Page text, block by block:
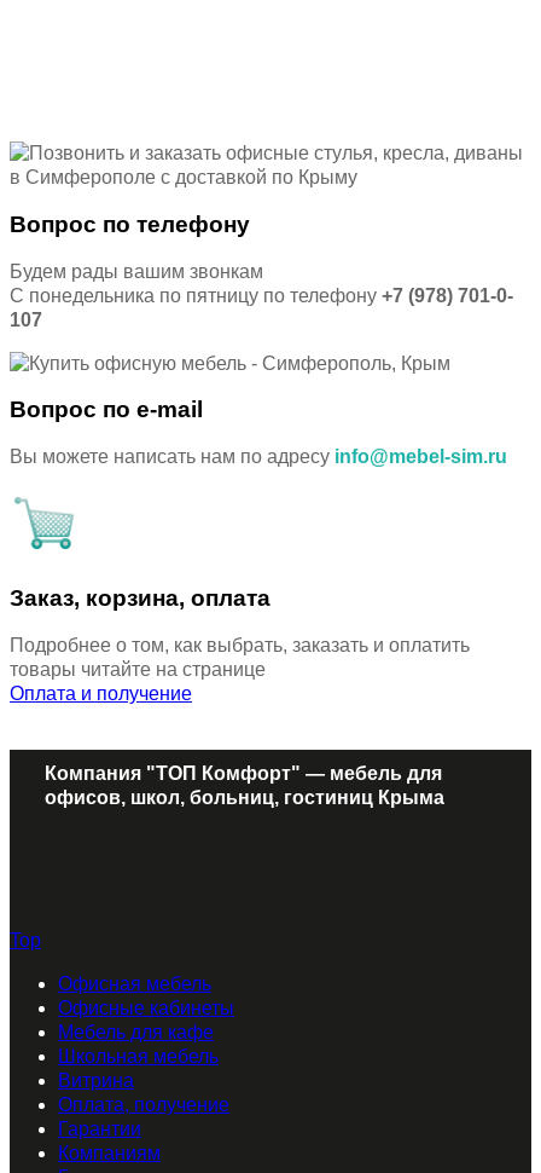
Вопрос по телефону
Будем рады вашим звонкам
С понедельника по пятницу по телефону +7 (978) 701-0-
107
Вопрос по e-mail
Вы можете написать нам по адресу info@mebel-sim.ru
Заказ, корзина, оплата
Подробнее о том, как выбрать, заказать и оплатить
товары читайте на странице
Оплата и получение
Компания "ТОП Комфорт" — мебель для
офисов, школ, больниц, гостиниц Крыма
Top
Офисная мебель
Офисные кабинеты
Мебель для кафе
Школьная мебель
Витрина
Оплата, получение
Гарантии
Компаниям